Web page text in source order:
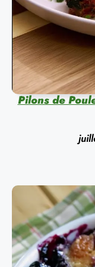
Pilons de